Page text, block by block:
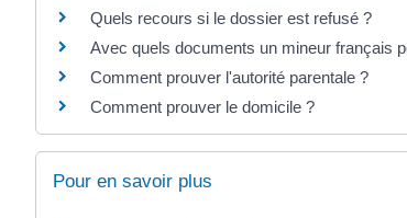
Quels recours si le dossier est refusé ?
Avec quels documents un mineur français
Comment prouver l'autorité parentale ?
Comment prouver le domicile ?
Pour en savoir plus